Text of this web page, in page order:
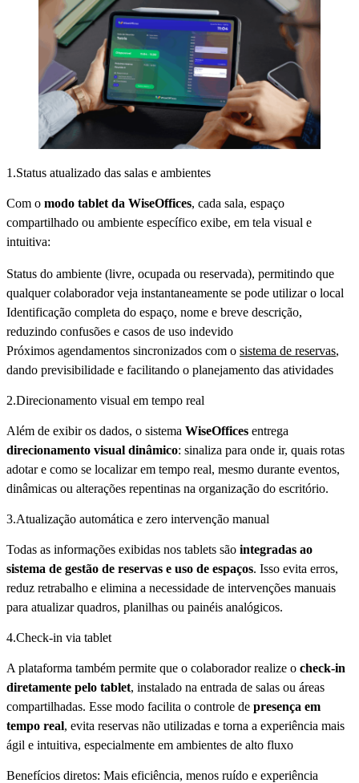
1.Status atualizado das salas e ambientes
Com o modo tablet da WiseOffices, cada sala, espaço
compartilhado ou ambiente específico exibe, em tela visual e
intuitiva:
Status do ambiente (livre, ocupada ou reservada), permitindo que
qualquer colaborador veja instantaneamente se pode utilizar o local
Identificação completa do espaço, nome e breve descrição,
reduzindo confusões e casos de uso indevido
Próximos agendamentos sincronizados com o sistema de reservas,
dando previsibilidade e facilitando o planejamento das atividades
2.Direcionamento visual em tempo real
Além de exibir os dados, o sistema WiseOffices entrega
direcionamento visual dinâmico: sinaliza para onde ir, quais rotas
adotar e como se localizar em tempo real, mesmo durante eventos,
dinâmicas ou alterações repentinas na organização do escritório.
3.Atualização automática e zero intervenção manual
Todas as informações exibidas nos tablets são integradas ao
sistema de gestão de reservas e uso de espaços. Isso evita erros,
reduz retrabalho e elimina a necessidade de intervenções manuais
para atualizar quadros, planilhas ou painéis analógicos.
4.Check-in via tablet
A plataforma também permite que o colaborador realize o check-in
diretamente pelo tablet, instalado na entrada de salas ou áreas
compartilhadas. Esse modo facilita o controle de presença em
tempo real, evita reservas não utilizadas e torna a experiência mais
ágil e intuitiva, especialmente em ambientes de alto fluxo
Benefícios diretos: Mais eficiência, menos ruído e experiência